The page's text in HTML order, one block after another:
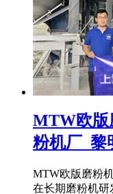
MTW欧版
粉机厂_黎
MTW欧版磨粉
在长期磨粉机研